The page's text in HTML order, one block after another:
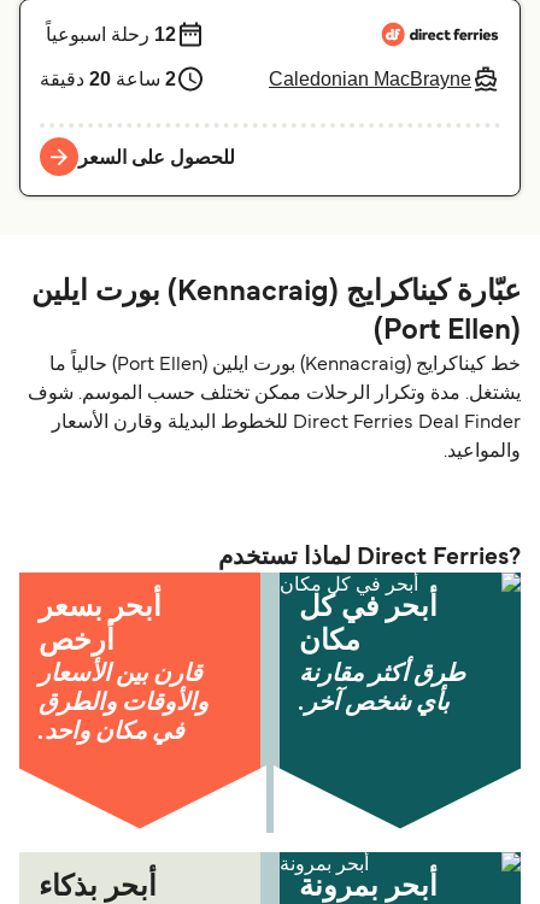
Indonesia
Maroc (FR)
Caledonian MacBrayne
12 رحلة اسبوعياً
2 ساعة 20 دقيقة
للحصول على السعر
عبّارة كيناكرايج (Kennacraig) بورت ايلين
(Port Ellen)
خط كيناكرايج (Kennacraig) بورت ايلين (Port Ellen) حالياً ما
يشتغل. مدة وتكرار الرحلات ممكن تختلف حسب الموسم. شوف
Direct Ferries Deal Finder للخطوط البديلة وقارن الأسعار
والمواعيد.
?Direct Ferries لماذا تستخدم
أبحر في كل
مكان
طرق أكثر مقارنة
بأي شخص آخر.
أبحر بسعر
أرخص
قارن بين الأسعار
والأوقات والطرق
في مكان واحد.
أبحر بمرونة أبحر بذكاء